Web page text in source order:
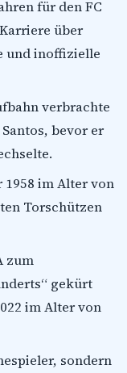
für den FC
über
und inoffizielle
verbrachte
bevor er
1958 im Alter von
Torschützen
zum
gekürt
im Alter von
sondern